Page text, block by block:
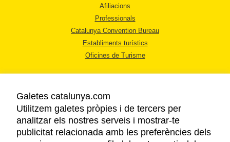
Afiliacions
Professionals
Catalunya Convention Bureau
Establiments turístics
Oficines de Turisme
AVÍS LEGAL
POLÍTICA DE PRIVACITAT
Galetes catalunya.com
Utilitzem galetes pròpies i de tercers per
analitzar els nostres serveis i mostrar-te
publicitat relacionada amb les preferències dels